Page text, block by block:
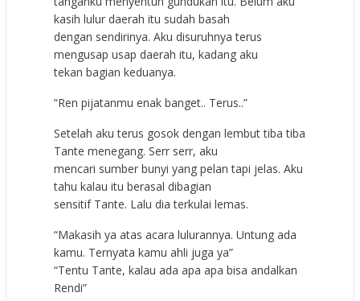
kasih lulur daerah itu sudah basah
dengan sendirinya. Aku disuruhnya terus
mengusap usap daerah itu, kadang aku
tekan bagian keduanya.
“Ren pijatanmu enak banget.. Terus..”
Setelah aku terus gosok dengan lembut tiba tiba
Tante menegang. Serr serr, aku
mencari sumber bunyi yang pelan tapi jelas. Aku
tahu kalau itu berasal dibagian
sensitif Tante. Lalu dia terkulai lemas.
“Makasih ya atas acara lulurannya. Untung ada
kamu. Ternyata kamu ahli juga ya”
“Tentu Tante, kalau ada apa apa bisa andalkan
Rendi”